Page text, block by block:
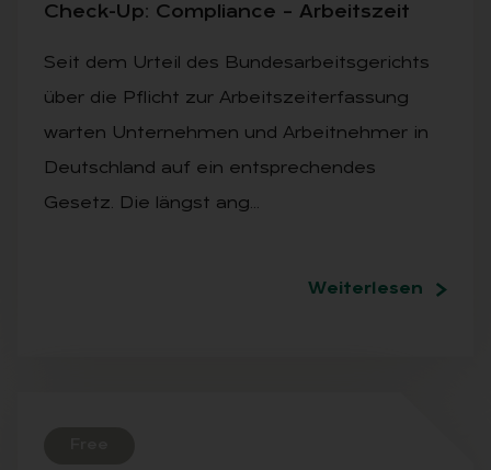
Check-Up: Com­pli­an­ce – Ar­beits­zeit
Seit dem Urteil des Bundesarbeitsgerichts
über die Pflicht zur Arbeitszeiterfassung
warten Unternehmen und Arbeitnehmer in
Deutschland auf ein entsprechendes
Gesetz. Die längst ang…
Weiterlesen